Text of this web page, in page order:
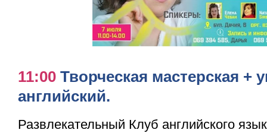
11:00 Творческая мастерская +
английский.
Развлекательный Клуб английского